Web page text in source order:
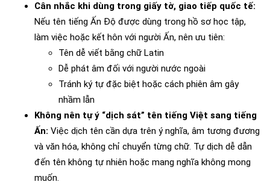
Cân nhắc khi dùng trong giấy tờ, giao tiếp quốc tế:
Nếu tên tiếng Ấn Độ được dùng trong hồ sơ học tập,
làm việc hoặc kết hôn với người Ấn, nên ưu tiên:
Tên dễ viết bằng chữ Latin
Dễ phát âm đối với người nước ngoài
Tránh ký tự đặc biệt hoặc cách phiên âm gây
nhầm lẫn
Không nên tự ý “dịch sát” tên tiếng Việt sang tiếng
Ấn: Việc dịch tên cần dựa trên ý nghĩa, âm tương đương
và văn hóa, không chỉ chuyển từng chữ. Tự dịch dễ dẫn
đến tên không tự nhiên hoặc mang nghĩa không mong
muốn.